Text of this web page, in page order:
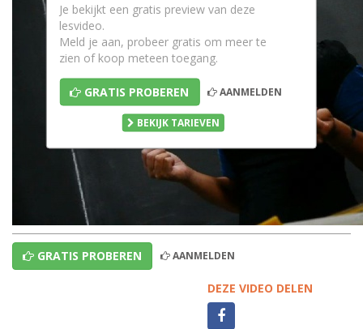
Je bekijkt een gratis preview van deze
lesvideo.
Meld je aan, probeer gratis om meer te
zien of koop meteen toegang.
GRATIS PROBEREN AANMELDEN
BEKIJK TARIEVEN
GRATIS PROBEREN AANMELDEN
DEZE VIDEO DELEN